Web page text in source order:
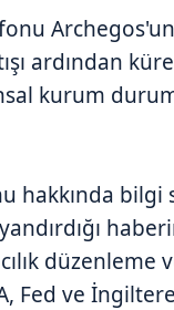
ardından
kurum
hakkında bilgi
düzenleme
Fed ve